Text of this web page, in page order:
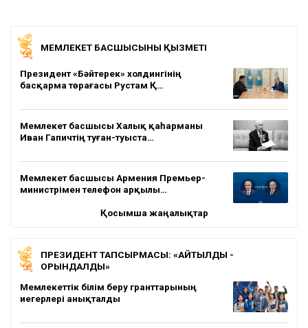
МЕМЛЕКЕТ БАСШЫСЫНЫҢ ҚЫЗМЕТІ
Президент «Бәйтерек» холдингінің
басқарма төрағасы Рустам Қ…
Мемлекет басшысы Халық қаһарманы
Иван Гапичтің туған-туыста…
Мемлекет басшысы Армения Премьер-
министрімен телефон арқылы…
Қосымша жаңалықтар
ПРЕЗИДЕНТ ТАПСЫРМАСЫ: «АЙТЫЛДЫ -
ОРЫНДАЛДЫ»
Мемлекеттік білім беру гранттарының
иегерлері анықталды